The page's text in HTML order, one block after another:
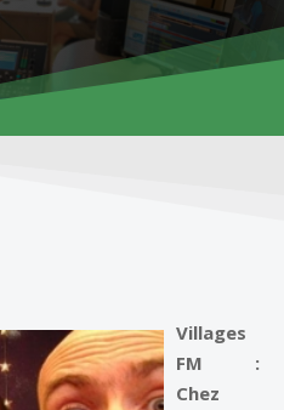
Villages
FM :
Chez